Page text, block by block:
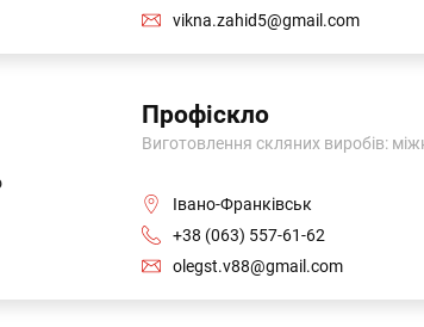
vikna.zahid5@gmail.com
Профіскло
Виготовлення скляних виробів:
Івано-Франківськ
+38 (063) 557-61-62
olegst.v88@gmail.com